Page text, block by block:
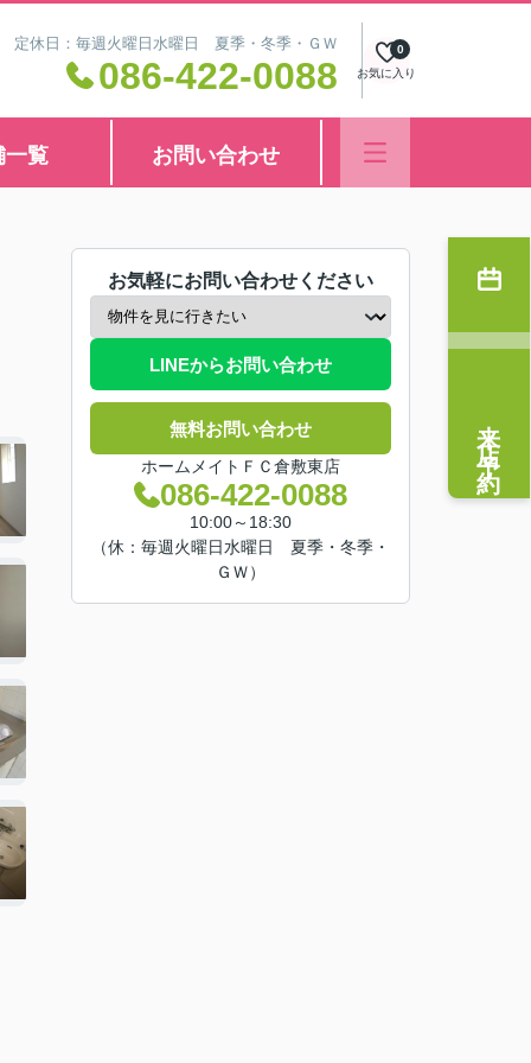
定休日：毎週火曜日水曜日 夏季・冬季・ＧＷ
086-422-0088 お気に入り
0
一覧 お問い合わせ
お気軽にお問い合わせください
LINEからお問い合わせ
無料お問い合わせ
ホームメイトＦＣ倉敷東店
086-422-0088
10:00～18:30
（休：毎週火曜日水曜日 夏季・冬季・
ＧＷ）
来店予約